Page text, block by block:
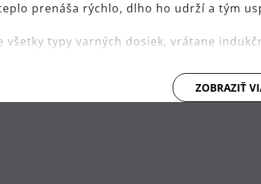
prenáša rýchlo, dlho ho udrží a tým
všetky typy varných dosiek, vrátane
ZOBRAZIŤ